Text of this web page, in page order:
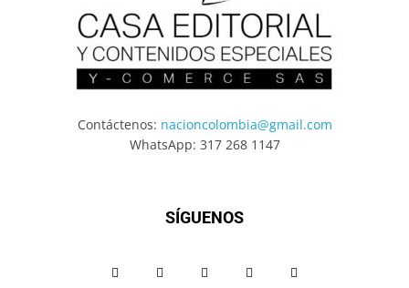
Contáctenos: nacioncolombia@gmail.com
WhatsApp: 317 268 1147
SÍGUENOS